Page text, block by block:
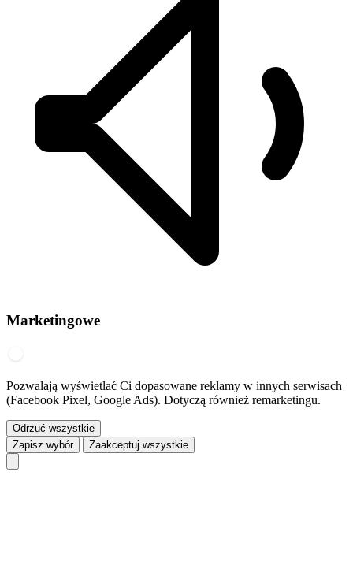
Marketingowe
Pozwalają wyświetlać Ci dopasowane reklamy w innych serwisach
(Facebook Pixel, Google Ads). Dotyczą również remarketingu.
Odrzuć wszystkie
Zapisz wybór
Zaakceptuj wszystkie